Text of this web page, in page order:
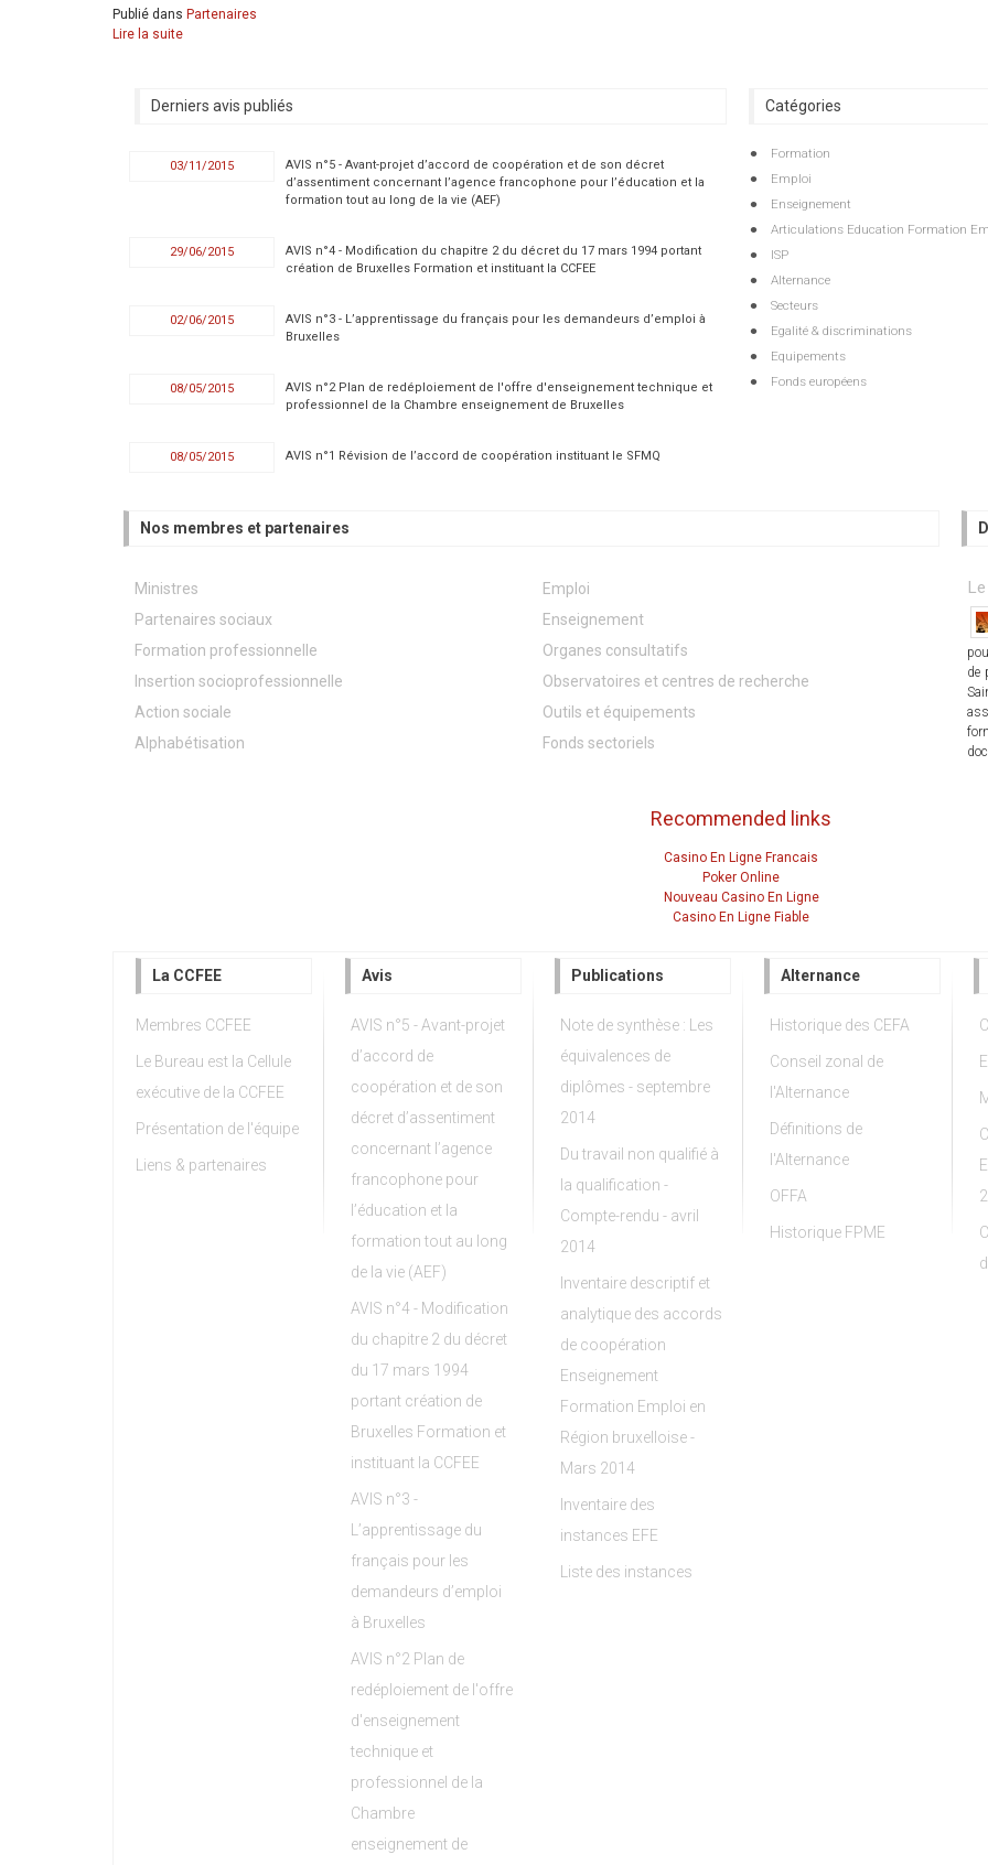
Publié dans Partenaires
Lire la suite
Derniers avis publiés
03/11/2015
AVIS n°5 - Avant-projet d’accord de coopération et de son décret
d’assentiment concernant l’agence francophone pour l’éducation et la
formation tout au long de la vie (AEF)
29/06/2015
AVIS n°4 - Modification du chapitre 2 du décret du 17 mars 1994 portant
création de Bruxelles Formation et instituant la CCFEE
02/06/2015
AVIS n°3 - L’apprentissage du français pour les demandeurs d’emploi à
Bruxelles
08/05/2015
AVIS n°2 Plan de redéploiement de l'offre d'enseignement technique et
professionnel de la Chambre enseignement de Bruxelles
08/05/2015 AVIS n°1 Révision de l’accord de coopération instituant le SFMQ
Catégories
Formation
Emploi
Enseignement
Articulations Education Formation
ISP
Alternance
Secteurs
Egalité & discriminations
Equipements
Fonds européens
Nos membres et partenaires
Ministres
Partenaires sociaux
Formation professionnelle
Insertion socioprofessionnelle
Action sociale
Alphabétisation
Emploi
Enseignement
Organes consultatifs
Observatoires et centres de recherche
Outils et équipements
Fonds sectoriels
de
Recommended links
Casino En Ligne Francais
Poker Online
Nouveau Casino En Ligne
Casino En Ligne Fiable
La CCFEE
Membres CCFEE
Le Bureau est la Cellule
exécutive de la CCFEE
Présentation de l'équipe
Liens & partenaires
Avis
AVIS n°5 - Avant-projet
d’accord de
coopération et de son
décret d’assentiment
concernant l’agence
francophone pour
l’éducation et la
formation tout au long
de la vie (AEF)
AVIS n°4 - Modification
du chapitre 2 du décret
du 17 mars 1994
portant création de
Bruxelles Formation et
instituant la CCFEE
AVIS n°3 -
L’apprentissage du
français pour les
demandeurs d’emploi
à Bruxelles
AVIS n°2 Plan de
redéploiement de l'offre
d'enseignement
technique et
professionnel de la
Chambre
enseignement de
Publications
Note de synthèse : Les
équivalences de
diplômes - septembre
2014
Du travail non qualifié à
la qualification -
Compte-rendu - avril
2014
Inventaire descriptif et
analytique des accords
de coopération
Enseignement
Formation Emploi en
Région bruxelloise -
Mars 2014
Inventaire des
instances EFE
Liste des instances
Alternance
Historique des CEFA
Conseil zonal de
l'Alternance
Définitions de
l'Alternance
OFFA
Historique FPME